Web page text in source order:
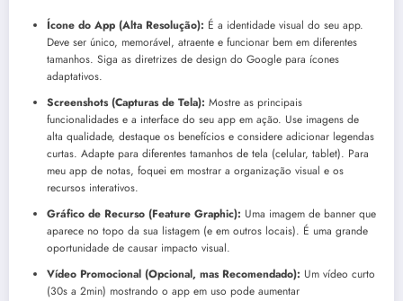
Ícone do App (Alta Resolução): É a identidade visual do seu app.
Deve ser único, memorável, atraente e funcionar bem em diferentes
tamanhos. Siga as diretrizes de design do Google para ícones
adaptativos.
Screenshots (Capturas de Tela): Mostre as principais
funcionalidades e a interface do seu app em ação. Use imagens de
alta qualidade, destaque os benefícios e considere adicionar legendas
curtas. Adapte para diferentes tamanhos de tela (celular, tablet). Para
meu app de notas, foquei em mostrar a organização visual e os
recursos interativos.
Gráfico de Recurso (Feature Graphic): Uma imagem de banner que
aparece no topo da sua listagem (e em outros locais). É uma grande
oportunidade de causar impacto visual.
Vídeo Promocional (Opcional, mas Recomendado): Um vídeo curto
(30s a 2min) mostrando o app em uso pode aumentar